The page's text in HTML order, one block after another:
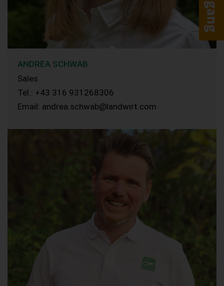
ANDREA SCHWAB
Sales
Tel.: +43 316 931268306
Email: andrea.schwab@landwirt.com